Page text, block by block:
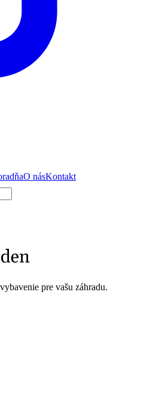
O násKontakt
pre vašu záhradu.